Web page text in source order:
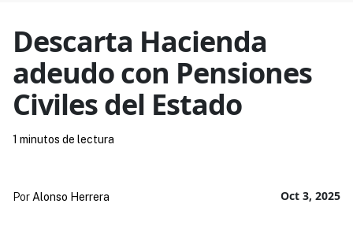
Descarta Hacienda
adeudo con Pensiones
Civiles del Estado
Oct 3, 2025
Por Alonso Herrera
1 minutos de lectura